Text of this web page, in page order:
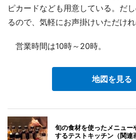
ピカードなども用意している。だ
るので、気軽にお声掛けいただけれ
営業時間は10時～20時。
地図を見る
旬の食材を使ったメニュ
するテストキッチン（関連